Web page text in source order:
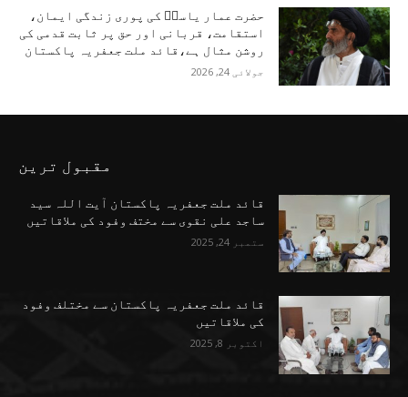
حضرت عمار یاسرؑ کی پوری زندگی ایمان،
استقامت، قربانی اور حق پر ثابت قدمی کی
روشن مثال ہے،قائد ملت جعفریہ پاکستان
جولائی 24, 2026
مقبول ترین
قائد ملت جعفریہ پاکستان آیت اللہ سید
ساجد علی نقوی سے مختف وفود کی ملاقاتیں
ستمبر 24, 2025
قائد ملت جعفریہ پاکستان سے مختلف وفود
کی ملاقاتیں
اکتوبر 8, 2025